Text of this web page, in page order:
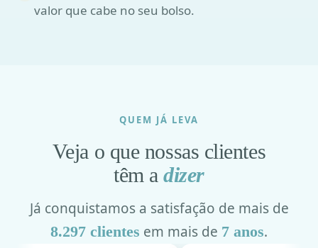
valor que cabe no seu bolso.
QUEM JÁ LEVA
Veja o que nossas clientes
têm adizer
Já conquistamos a satisfação de mais de
8.297 clientes em mais de 7 anos.